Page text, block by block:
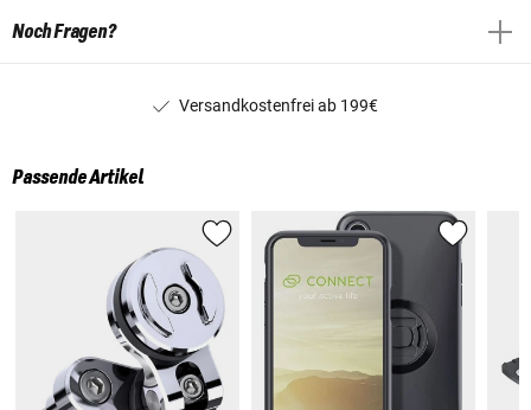
Noch Fragen?
Versandkostenfrei ab 199€
Passende Artikel